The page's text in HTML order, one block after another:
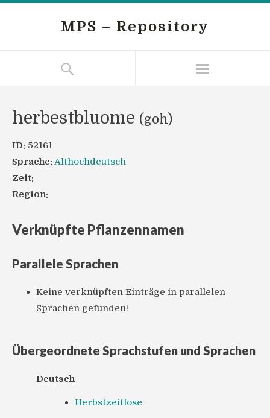
MPS – Repository
herbestbluome (goh)
ID: 52161
Sprache: Althochdeutsch
Zeit:
Region:
Verknüpfte Pflanzennamen
Parallele Sprachen
Keine verknüpften Einträge in parallelen
Sprachen gefunden!
Übergeordnete Sprachstufen und Sprachen
Deutsch
Herbstzeitlose